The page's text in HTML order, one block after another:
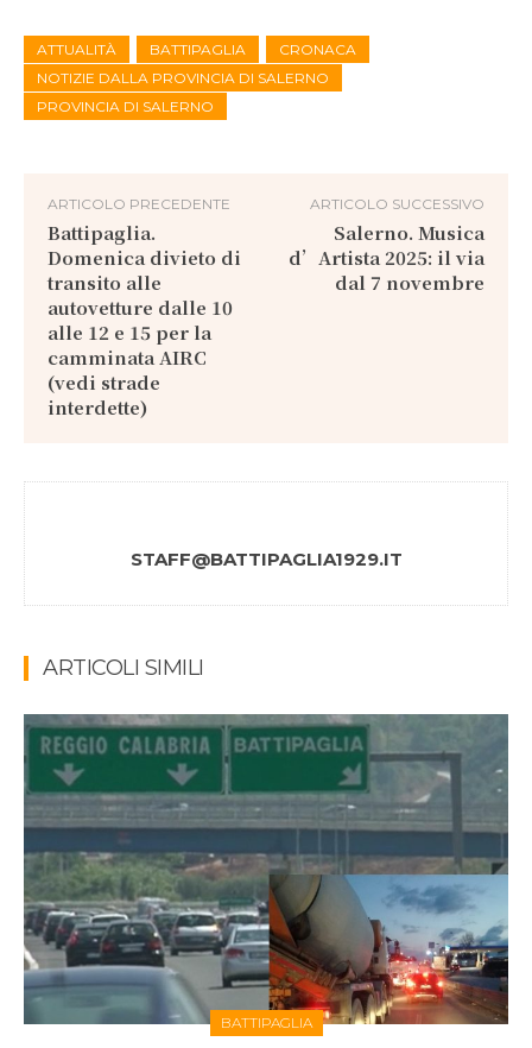
ATTUALITÀ BATTIPAGLIA
CRONACA
NOTIZIE DALLA PROVINCIA DI SALERNO
PROVINCIA DI SALERNO
ARTICOLO PRECEDENTE
Battipaglia.
Domenica divieto di
transito alle
autovetture dalle 10
alle 12 e 15 per la
camminata AIRC
(vedi strade
interdette)
ARTICOLO SUCCESSIVO
Salerno. Musica
d’Artista 2025: il via
dal 7 novembre
STAFF@BATTIPAGLIA1929.IT
ARTICOLI SIMILI
BATTIPAGLIA